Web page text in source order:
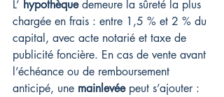
L’ hypothèque demeure la sûreté la plus
chargée en frais : entre 1,5 % et 2 % du
capital, avec acte notarié et taxe de
publicité foncière. En cas de vente avant
l’échéance ou de remboursement
anticipé, une mainlevée peut s’ajouter :